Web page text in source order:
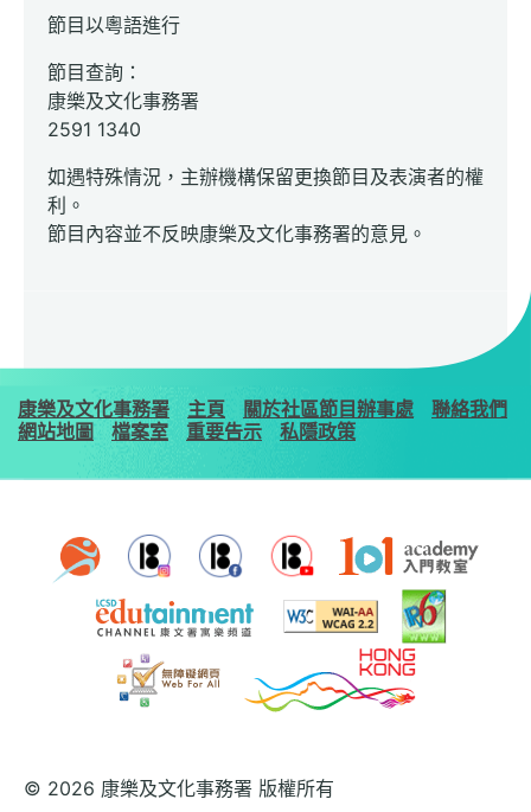
節目以粵語進行
節目查詢：
康樂及文化事務署
2591 1340
如遇特殊情況，主辦機構保留更換節目及表演者的權
利。
節目內容並不反映康樂及文化事務署的意見。
康樂及文化事務署 主頁 關於社區節目辦事處
聯絡我們
網站地圖
檔案室 重要告示 私隱政策
© 2026 康樂及文化事務署 版權所有